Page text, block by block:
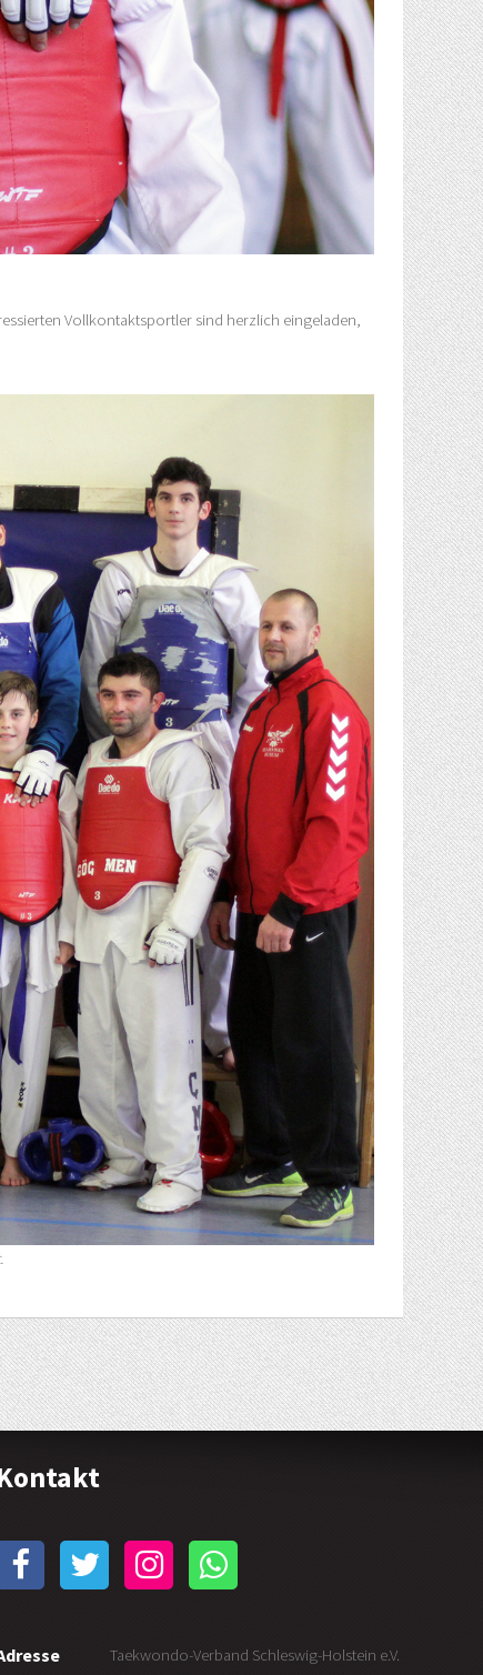
Vollkontaktsportler sind herzlich eingeladen,
Taekwondo-Verband Schleswig-Holstein e.V.